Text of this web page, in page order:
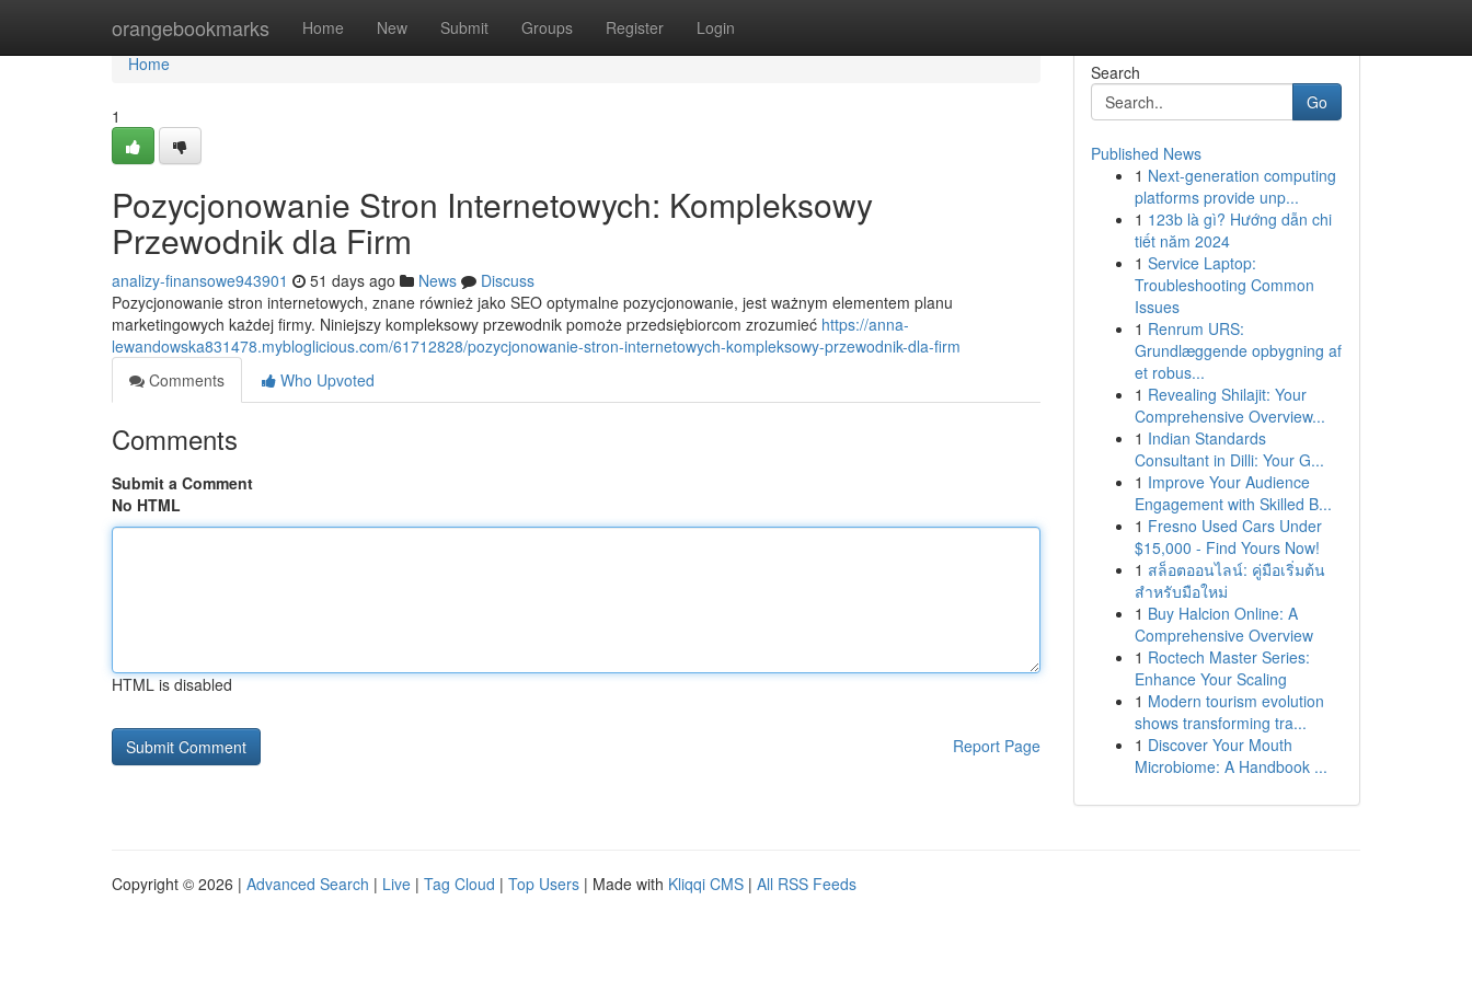
orangebookmarks Home New Submit Groups Register Login
Home
Home
1
Pozycjonowanie Stron Internetowych: Kompleksowy
Przewodnik dla Firm
analizy-finansowe943901 51 days ago News
Discuss
Pozycjonowanie stron internetowych, znane również jako SEO optymalne pozycjonowanie, jest ważnym elementem planu
marketingowych każdej firmy. Niniejszy kompleksowy przewodnik pomoże przedsiębiorcom zrozumieć https://anna-
lewandowska831478.mybloglicious.com/61712828/pozycjonowanie-stron-internetowych-kompleksowy-przewodnik-dla-firm
Comments
Who Upvoted
Comments
Submit a Comment
No HTML
HTML is disabled
Report Page
Search
Go
Published News
1 Next-generation computing
platforms provide unp...
1 123b là gì? Hướng dẫn chi
tiết năm 2024
1 Service Laptop:
Troubleshooting Common
Issues
1 Renrum URS:
Grundlæggende opbygning af
et robus...
1 Revealing Shilajit: Your
Comprehensive Overview...
1 Indian Standards
Consultant in Dilli: Your G...
1 Improve Your Audience
Engagement with Skilled B...
1 Fresno Used Cars Under
$15,000 - Find Yours Now!
1 สล็อตออนไลน์: คู่มือเริ่มต้น
สำหรับมือใหม่
1 Buy Halcion Online: A
Comprehensive Overview
1 Roctech Master Series:
Enhance Your Scaling
1 Modern tourism evolution
shows transforming tra...
1 Discover Your Mouth
Microbiome: A Handbook ...
Copyright © 2026 | Advanced Search | Live | Tag Cloud | Top Users | Made with Kliqqi CMS | All RSS Feeds